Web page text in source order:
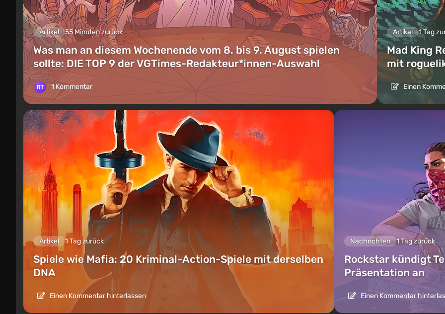
Artikel 55 Minuten zurück
Was man an diesem Wochenende vom 8. bis 9. August spielen
sollte: DIE TOP 9 der VGTimes-Redakteur*innen-Auswahl
1 Kommentar
Artikel 1 Tag
Mad King
mit
Einen
Artikel 1 Tag zurück
Spiele wie Mafia: 20 Kriminal-Action-Spiele mit derselben
DNA
Einen Kommentar hinterlassen
Nachrichten 1 Tag zurück
Rockstar kündigt
Präsentation an
Einen Kommentar